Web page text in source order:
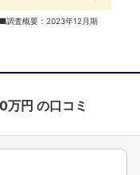
査概要：2023年12月期
万円 の口コミ